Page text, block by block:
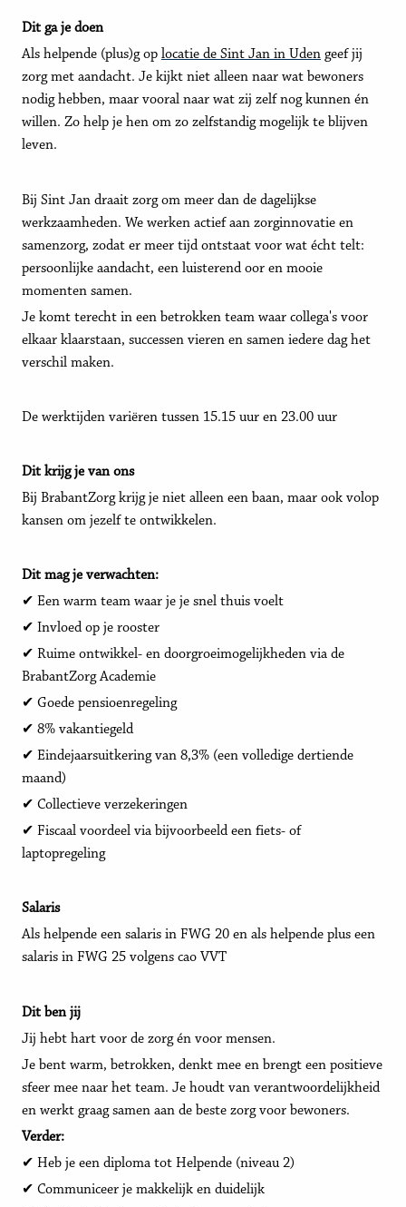
Dit ga je doen
Als helpende (plus)g op locatie de Sint Jan in Uden geef jij
zorg met aandacht. Je kijkt niet alleen naar wat bewoners
nodig hebben, maar vooral naar wat zij zelf nog kunnen én
willen. Zo help je hen om zo zelfstandig mogelijk te blijven
leven.
Bij Sint Jan draait zorg om meer dan de dagelijkse
werkzaamheden. We werken actief aan zorginnovatie en
samenzorg, zodat er meer tijd ontstaat voor wat écht telt:
persoonlijke aandacht, een luisterend oor en mooie
momenten samen.
Je komt terecht in een betrokken team waar collega's voor
elkaar klaarstaan, successen vieren en samen iedere dag het
verschil maken.
De werktijden variëren tussen 15.15 uur en 23.00 uur
Dit krijg je van ons
Bij BrabantZorg krijg je niet alleen een baan, maar ook volop
kansen om jezelf te ontwikkelen.
Dit mag je verwachten:
✔ Een warm team waar je je snel thuis voelt
✔ Invloed op je rooster
✔ Ruime ontwikkel- en doorgroeimogelijkheden via de
BrabantZorg Academie
✔ Goede pensioenregeling
✔ 8% vakantiegeld
✔ Eindejaarsuitkering van 8,3% (een volledige dertiende
maand)
✔ Collectieve verzekeringen
✔ Fiscaal voordeel via bijvoorbeeld een fiets- of
laptopregeling
Salaris
Als helpende een salaris in FWG 20 en als helpende plus een
salaris in FWG 25 volgens cao VVT
Dit ben jij
Jij hebt hart voor de zorg én voor mensen.
Je bent warm, betrokken, denkt mee en brengt een positieve
sfeer mee naar het team. Je houdt van verantwoordelijkheid
en werkt graag samen aan de beste zorg voor bewoners.
Verder:
✔ Heb je een diploma tot Helpende (niveau 2)
✔ Communiceer je makkelijk en duidelijk